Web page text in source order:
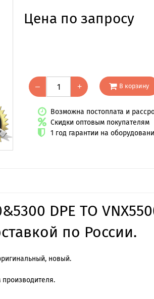
Цена по запросу
– + В корзину
Возможна постоплата и
Скидки оптовым покупателям
1 год гарантии на
DPE TO
по России.
новый.